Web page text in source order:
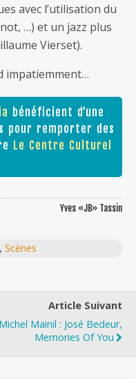
avec l’utilisation du
…) et un jazz plus
Vierset).
impatiemment…
bénéficient d’une
pour remporter des
Le Centre Culturel
Yves «JB» Tassin
Scènes
Article Suivant
Michel Mainil : José Bedeur,
Memories Of You